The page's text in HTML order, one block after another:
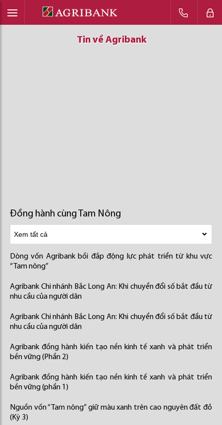
Tin về Agribank
Tin về Agribank
Tin về Agribank
Đồng hành cùng Tam Nông
Dòng vốn Agribank bồi đắp động lực phát triển từ khu vực
“Tam nông”
Agribank Chi nhánh Bắc Long An: Khi chuyển đổi số bắt đầu từ
nhu cầu của người dân
Agribank Chi nhánh Bắc Long An: Khi chuyển đổi số bắt đầu từ
nhu cầu của người dân
Agribank đồng hành kiến tạo nền kinh tế xanh và phát triển
bền vững (Phần 2)
Agribank đồng hành kiến tạo nền kinh tế xanh và phát triển
bền vững (phần 1)
Nguồn vốn “Tam nông” giữ màu xanh trên cao nguyên đất đỏ
(Kỳ 3)